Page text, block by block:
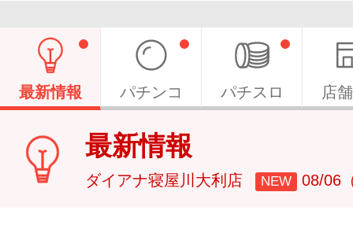
最新情報 パチンコ パチスロ 店
最新情報
ダイアナ寝屋川大利店 NEW 08/06